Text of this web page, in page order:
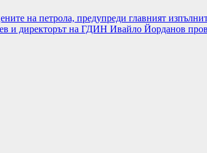
на петрола, предупреди главният
и директорът на ГДИН Ивайло Йорданов